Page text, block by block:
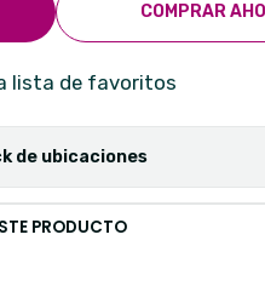
COMPRAR
lista de favoritos
de ubicaciones
PRODUCTO